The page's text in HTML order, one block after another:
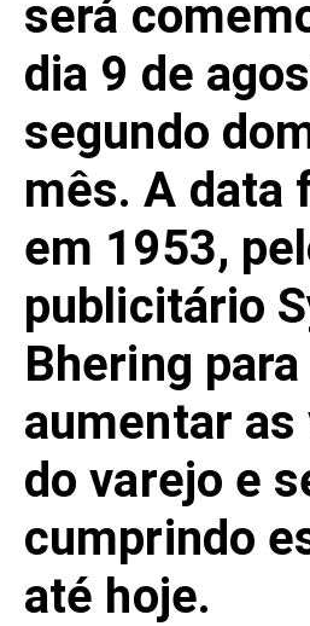
será
dia 9 de
segundo
mês. A data
em 1953,
publicitário
Bhering para
aumentar as
do varejo e
cumprindo
até hoje.